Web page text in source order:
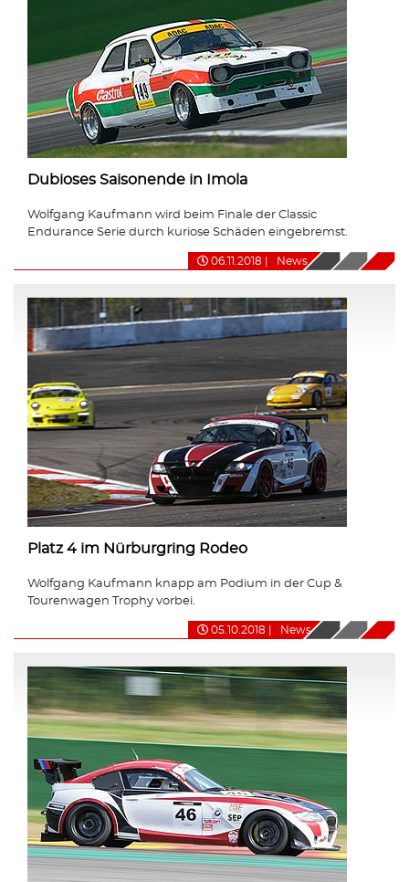
Dubioses Saisonende in Imola
Wolfgang Kaufmann wird beim Finale der Classic
Endurance Serie durch kuriose Schäden eingebremst.
06.11.2018 News
Platz 4 im Nürburgring Rodeo
Wolfgang Kaufmann knapp am Podium in der Cup &
Tourenwagen Trophy vorbei.
05.10.2018 News